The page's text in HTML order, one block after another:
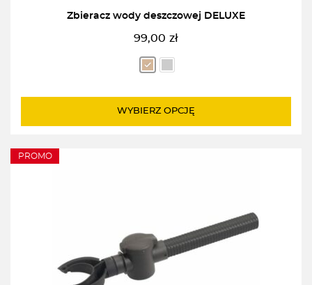
Zbieracz wody deszczowej DELUXE
99,00 zł
WYBIERZ OPCJĘ
PROMO